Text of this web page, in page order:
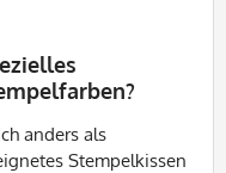
anders als
Stempelkissen